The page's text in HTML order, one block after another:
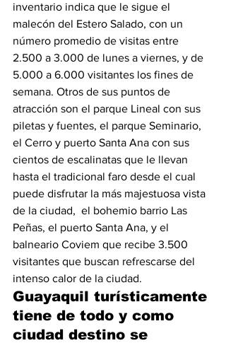
inventario indica que le sigue el
malecón del Estero Salado, con un
número promedio de visitas entre
2.500 a 3.000 de lunes a viernes, y de
5.000 a 6.000 visitantes los fines de
semana. Otros de sus puntos de
atracción son el parque Lineal con sus
piletas y fuentes, el parque Seminario,
el Cerro y puerto Santa Ana con sus
cientos de escalinatas que le llevan
hasta el tradicional faro desde el cual
puede disfrutar la más majestuosa vista
de la ciudad,  el bohemio barrio Las
Peñas, el puerto Santa Ana, y el
balneario Coviem que recibe 3.500
visitantes que buscan refrescarse del
intenso calor de la ciudad.
Guayaquil turísticamente
tiene de todo y como
ciudad destino se